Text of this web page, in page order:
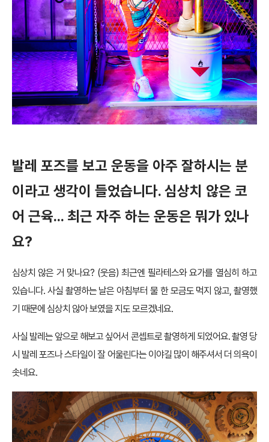
발레 포즈를 보고 운동을 아주 잘하시는 분
이라고 생각이 들었습니다. 심상치 않은 코
어 근육… 최근 자주 하는 운동은 뭐가 있나
요?
심상치 않은 거 맞나요? (웃음) 최근엔 필라테스와 요가를 열심히 하고
있습니다. 사실 촬영하는 날은 아침부터 물 한 모금도 먹지 않고, 촬영했
기 때문에 심상치 않아 보였을 지도 모르겠네요.
사실 발레는 앞으로 해보고 싶어서 콘셉트로 촬영하게 되었어요. 촬영 당
시 발레 포즈나 스타일이 잘 어울린다는 이야길 많이 해주셔서 더 의욕이
솟네요.